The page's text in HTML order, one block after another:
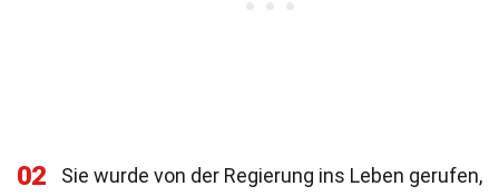
02
Sie wurde von der Regierung ins Leben gerufen,